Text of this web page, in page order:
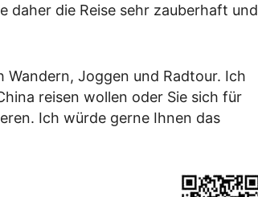
daher die Reise sehr zauberhaft und
Wandern, Joggen und Radtour. Ich
reisen wollen oder Sie sich für
Ich würde gerne Ihnen das